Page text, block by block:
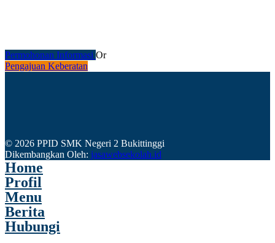
Permohonan Informasi Or
Pengajuan Keberatan
© 2026 PPID SMK Negeri 2 Bukittinggi
Dikembangkan Oleh: jasawebsekolah.id
Home
Profil
Menu
Berita
Hubungi